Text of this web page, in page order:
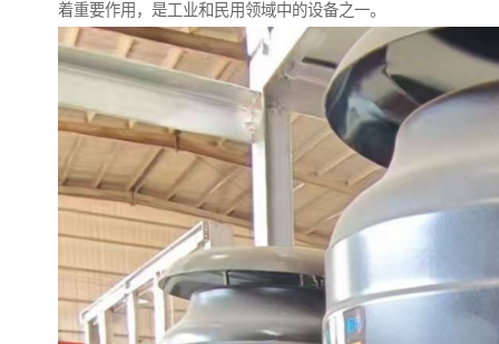
着重要作用，是工业和民用领域中的设备之一。